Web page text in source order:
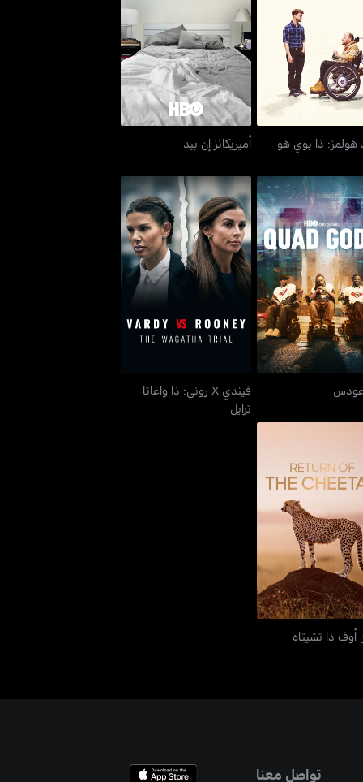
هولمز: ذا بوي هو
هولمز: ذا بوي هو
أميريكانز إن بيد
أميريكانز إن بيد
كواد غودس
غودس
فيندي X روني: ذا واغاثا
فيندي X روني: ذا واغاثا
ترايل
أوف ذا تشيتاه
أوف ذا تشيتاه
تواصل معنا